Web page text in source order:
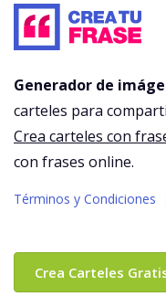
Generador de
carteles para
Crea carteles con
con frases online.
Términos y Condiciones
Crea Carteles